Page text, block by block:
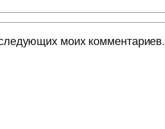
моих комментариев.